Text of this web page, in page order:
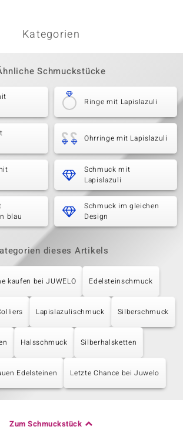
Kategorien
Schmuckstücke
Ringe mit Lapislazuli
Ohrringe mit Lapislazuli
Schmuck mit
Lapislazuli
blau
Schmuck im gleichen
Design
dieses Artikels
kaufen bei JUWELO Edelsteinschmuck
Lapislazulischmuck Silberschmuck
Halsschmuck Silberhalsketten
Edelsteinen Letzte Chance bei Juwelo
Zum Schmuckstück